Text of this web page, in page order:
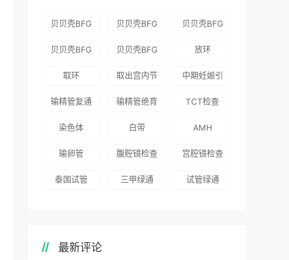
贝贝壳BFG
坦就诊患者
贝贝壳BFG
96.3%，“医
得分最高
贝贝壳BFG
划”：抱娃
贝贝壳BFG
资源库志愿
贝贝壳BFG
海外辅助生
放环
取环
取出宫内节
中期妊娠引
输精管复通
输精管绝育
TCT检查
染色体 白带 AMH
输卵管 腹腔镜检查 宫腔镜检查
泰国试管 三甲绿通 试管绿通
最新评论